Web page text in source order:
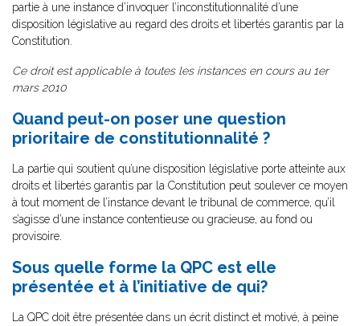
partie à une instance d’invoquer l’inconstitutionnalité d’une
disposition législative au regard des droits et libertés garantis par la
Constitution.
Ce droit est applicable à toutes les instances en cours au 1er
mars 2010
Quand peut-on poser une question
prioritaire de constitutionnalité ?
La partie qui soutient qu’une disposition législative porte atteinte aux
droits et libertés garantis par la Constitution peut soulever ce moyen
à tout moment de l’instance devant le tribunal de commerce, qu’il
s’agisse d’une instance contentieuse ou gracieuse, au fond ou
provisoire.
Sous quelle forme la QPC est elle
présentée et à l’initiative de qui?
La QPC doit être présentée dans un écrit distinct et motivé, à peine